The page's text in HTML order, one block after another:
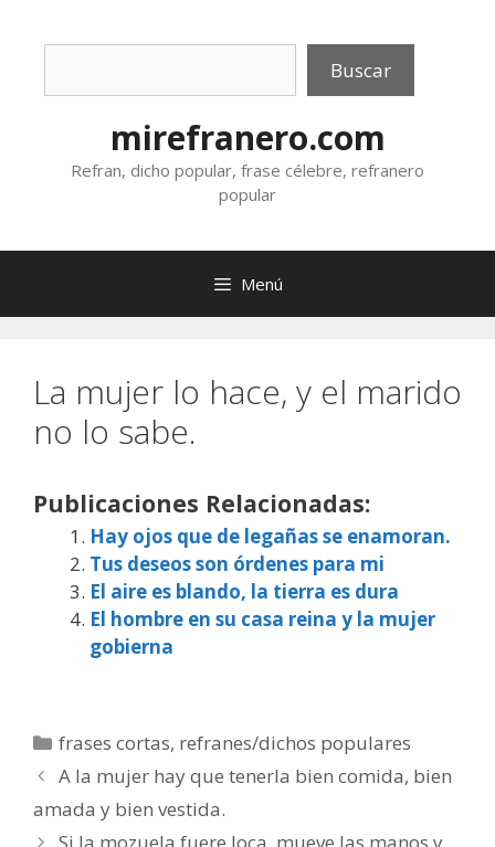
Buscar
mirefranero.com
Refran, dicho popular, frase célebre, refranero
popular
Menú
La mujer lo hace, y el marido
no lo sabe.
Publicaciones Relacionadas:
Hay ojos que de legañas se enamoran.
Tus deseos son órdenes para mi
El aire es blando, la tierra es dura
El hombre en su casa reina y la mujer
gobierna
Categorías
frases cortas, refranes/dichos populares
A la mujer hay que tenerla bien comida, bien
amada y bien vestida.
Si la mozuela fuere loca, mueve las manos y